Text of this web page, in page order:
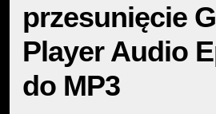
przesunięcie
Player Audio
do MP3